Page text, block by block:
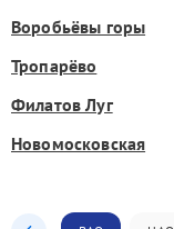
Воробьёвы горы
Тропарёво
Филатов Луг
Новомосковская